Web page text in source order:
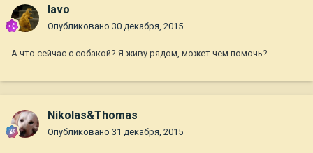
lavo
Опубликовано 30 декабря, 2015
А что сейчас с собакой? Я живу рядом, может чем помочь?
Nikolas&Thomas
Опубликовано 31 декабря, 2015